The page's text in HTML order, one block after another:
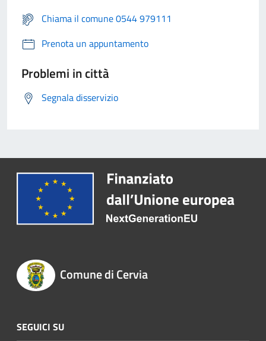
Chiama il comune 0544 979111
Prenota un appuntamento
Problemi in città
Segnala disservizio
Comune di Cervia
SEGUICI SU